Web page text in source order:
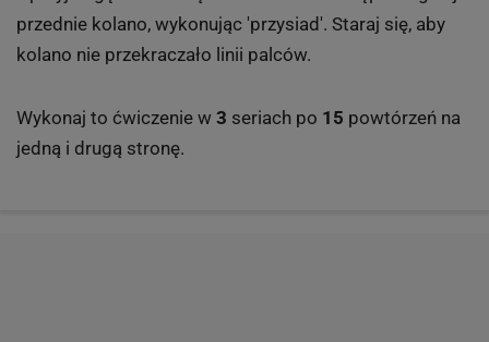
przednie kolano, wykonując 'przysiad'. Staraj się, aby
kolano nie przekraczało linii palców.
Wykonaj to ćwiczenie w 3 seriach po 15 powtórzeń na
jedną i drugą stronę.